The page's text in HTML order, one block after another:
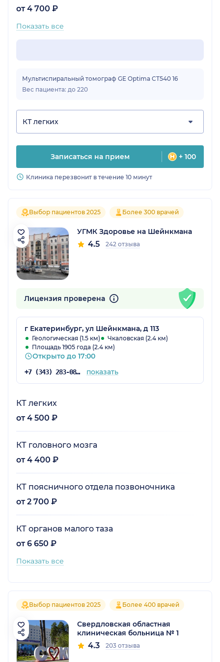
от 4 700 ₽
Показать все
Мультиспиральный томограф GE Optima CT540 16
Вес пациента: до 220
КТ легких
Записаться на прием + 100
Клиника перезвонит в течение 10 минут
Выбор пациентов 2025 Более 300 врачей
УГМК Здоровье на Шейнкмана
4.5 242 отзыва
Лицензия проверена
г Екатеринбург, ул Шейнкмана, д 113
Геологическая (1.5 км)
Чкаловская (2.4 км)
Площадь 1905 года (2.4 км)
Открыто до 17:00
+7 (343) 283-08-08 показать
КТ легких
от 4 500 ₽
КТ головного мозга
от 4 400 ₽
КТ поясничного отдела позвоночника
от 2 700 ₽
КТ органов малого таза
от 6 650 ₽
Показать все
Выбор пациентов 2025 Более 400 врачей
Свердловская областная
клиническая больница № 1
4.3 203 отзыва